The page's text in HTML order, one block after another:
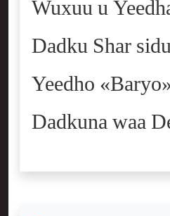
Wuxuu u
Dadku Shar
Yeedho
Dadkuna waa